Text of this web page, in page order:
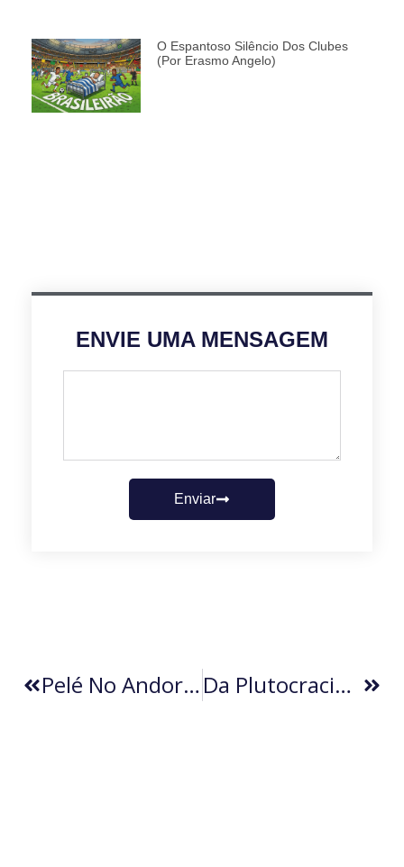
O Espantoso Silêncio Dos Clubes
(por Erasmo Angelo)
ENVIE UMA MENSAGEM
Enviar
Pelé No Andor (por JD Vital) Da Plutocracia Planetária À Democracia Global (por Eduardo Fernandez Silva)